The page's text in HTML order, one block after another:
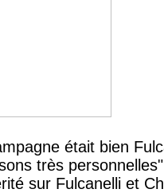
était bien
très
sur Fulcanelli et